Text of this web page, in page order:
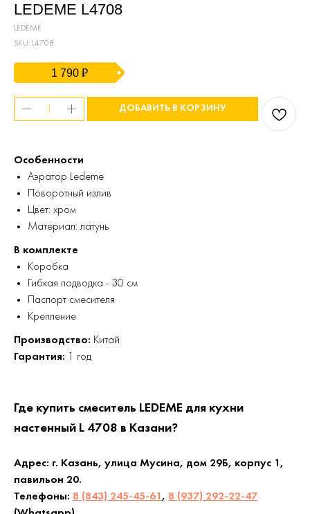
LEDEME L4708
LEDEME
SKU: L4708
1 790 ₽
ДОБАВИТЬ В КОРЗИНУ
Особенности
Аэратор Ledeme
Поворотный излив
Цвет: хром
Материал: латунь
В комплекте
Коробка
Гибкая подводка - 30 см
Паспорт смесителя
Крепление
Производство: Китай
Гарантия: 1 год
Где купить смеситель LEDEME для кухни
настенный L 4708 в Казани?
Адрес: г. Казань, улица Мусина, дом 29Б, корпус 1,
павильон 20.
Телефоны: 8 (843) 245-45-61 , 8 (937) 292-22-47